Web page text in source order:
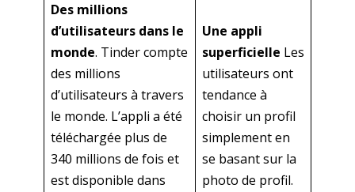
Des millions
d’utilisateurs dans le
monde. Tinder compte
des millions
d’utilisateurs à travers
le monde. L’appli a été
téléchargée plus de
340 millions de fois et
est disponible dans
Une appli
superficielle Les
utilisateurs ont
tendance à
choisir un profil
simplement en
se basant sur la
photo de profil.